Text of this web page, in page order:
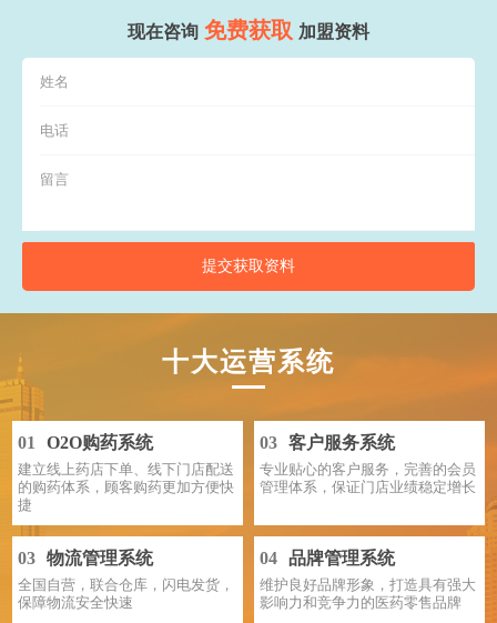
现在咨询 免费获取 加盟资料
提交获取资料
十大运营系统
01 O2O购药系统
建立线上药店下单、线下门店配送
的购药体系，顾客购药更加方便快
捷
03 客户服务系统
专业贴心的客户服务，完善的会员
管理体系，保证门店业绩稳定增长
03 物流管理系统
全国自营，联合仓库，闪电发货，
保障物流安全快速
04 品牌管理系统
维护良好品牌形象，打造具有强大
影响力和竞争力的医药零售品牌